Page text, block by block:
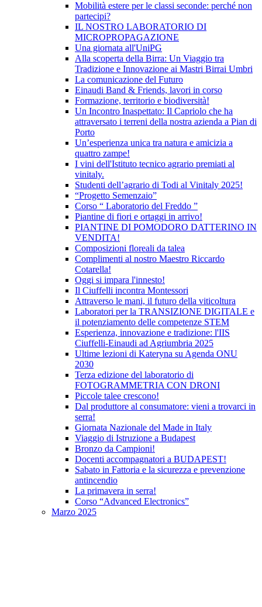
Mobilità estere per le classi seconde: perché non
partecipi?
IL NOSTRO LABORATORIO DI
MICROPROPAGAZIONE
Una giornata all'UniPG
Alla scoperta della Birra: Un Viaggio tra
Tradizione e Innovazione ai Mastri Birrai Umbri
La comunicazione del Futuro
Einaudi Band & Friends, lavori in corso
Formazione, territorio e biodiversità!
Un Incontro Inaspettato: Il Capriolo che ha
attraversato i terreni della nostra azienda a Pian di
Porto
Un’esperienza unica tra natura e amicizia a
quattro zampe!
I vini dell'Istituto tecnico agrario premiati al
vinitaly.
Studenti dell’agrario di Todi al Vinitaly 2025!
“Progetto Semenzaio”
Corso “ Laboratorio del Freddo ”
Piantine di fiori e ortaggi in arrivo!
PIANTINE DI POMODORO DATTERINO IN
VENDITA!
Composizioni floreali da talea
Complimenti al nostro Maestro Riccardo
Cotarella!
Oggi si impara l'innesto!
Il Ciuffelli incontra Montessori
Attraverso le mani, il futuro della viticoltura
Laboratori per la TRANSIZIONE DIGITALE e
il potenziamento delle competenze STEM
Esperienza, innovazione e tradizione: l'IIS
Ciuffelli-Einaudi ad Agriumbria 2025
Ultime lezioni di Kateryna su Agenda ONU
2030
Terza edizione del laboratorio di
FOTOGRAMMETRIA CON DRONI
Piccole talee crescono!
Dal produttore al consumatore: vieni a trovarci in
serra!
Giornata Nazionale del Made in Italy
Viaggio di Istruzione a Budapest
Bronzo da Campioni!
Docenti accompagnatori a BUDAPEST!
Sabato in Fattoria e la sicurezza e prevenzione
antincendio
La primavera in serra!
Corso “Advanced Electronics”
Marzo 2025